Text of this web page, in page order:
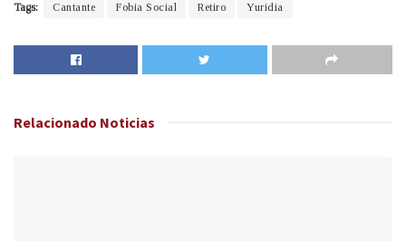
Tags: Cantante Fobia Social Retiro Yuridia
Relacionado Noticias